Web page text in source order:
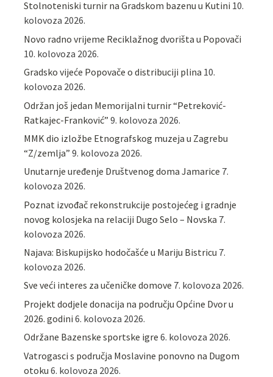
Stolnoteniski turnir na Gradskom bazenu u Kutini 10.
kolovoza 2026.
Novo radno vrijeme Reciklažnog dvorišta u Popovači
10. kolovoza 2026.
Gradsko vijeće Popovače o distribuciji plina 10.
kolovoza 2026.
Održan još jedan Memorijalni turnir “Petreković-
Ratkajec-Franković” 9. kolovoza 2026.
MMK dio izložbe Etnografskog muzeja u Zagrebu
“Z/zemlja” 9. kolovoza 2026.
Unutarnje uređenje Društvenog doma Jamarice 7.
kolovoza 2026.
Poznat izvođač rekonstrukcije postojećeg i gradnje
novog kolosjeka na relaciji Dugo Selo – Novska 7.
kolovoza 2026.
Najava: Biskupijsko hodočašće u Mariju Bistricu 7.
kolovoza 2026.
Sve veći interes za učeničke domove 7. kolovoza 2026.
Projekt dodjele donacija na području Općine Dvor u
2026. godini 6. kolovoza 2026.
Održane Bazenske sportske igre 6. kolovoza 2026.
Vatrogasci s područja Moslavine ponovno na Dugom
otoku 6. kolovoza 2026.